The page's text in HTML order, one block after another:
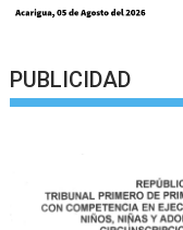
PUBLICIDAD